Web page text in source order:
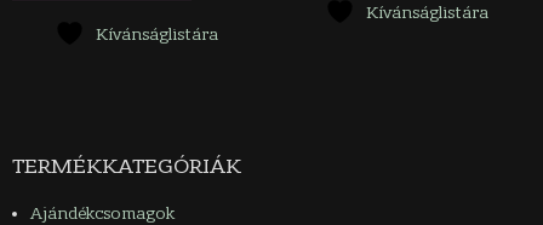
Kívánságlistára
Kívánságlistára
TERMÉKKATEGÓRIÁK
Ajándékcsomagok